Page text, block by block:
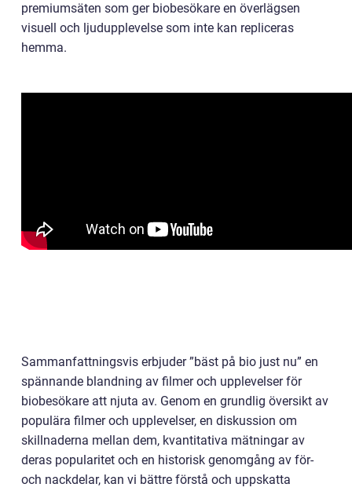
premiumsäten som ger biobesökare en överlägsen
visuell och ljudupplevelse som inte kan repliceras
hemma.
Sammanfattningsvis erbjuder ”bäst på bio just nu” en
spännande blandning av filmer och upplevelser för
biobesökare att njuta av. Genom en grundlig översikt av
populära filmer och upplevelser, en diskussion om
skillnaderna mellan dem, kvantitativa mätningar av
deras popularitet och en historisk genomgång av för-
och nackdelar, kan vi bättre förstå och uppskatta